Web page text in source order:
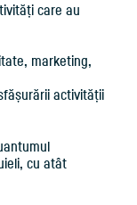
care au
marketing,
activității
cu atât